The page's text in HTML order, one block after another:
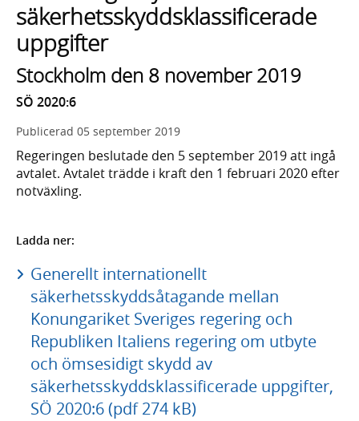
säkerhetsskyddsklassificerade
uppgifter
Stockholm den 8 november 2019
SÖ 2020:6
Publicerad 05 september 2019
Regeringen beslutade den 5 september 2019 att ingå
avtalet. Avtalet trädde i kraft den 1 februari 2020 efter
notväxling.
Ladda ner:
Generellt internationellt
säkerhetsskyddsåtagande mellan
Konungariket Sveriges regering och
Republiken Italiens regering om utbyte
och ömsesidigt skydd av
säkerhetsskyddsklassificerade uppgifter,
SÖ 2020:6 (pdf 274 kB)